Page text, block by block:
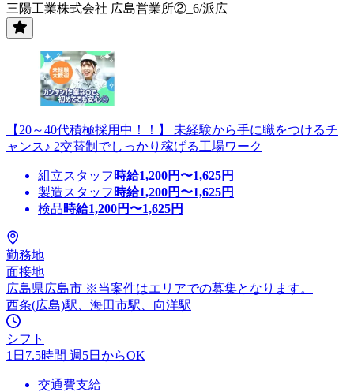
三陽工業株式会社 広島営業所②_6/派広
【20～40代積極採用中！！】 未経験から手に職をつけるチ
ャンス♪ 2交替制でしっかり稼げる工場ワーク
組立スタッフ 時給1,200円〜1,625円
製造スタッフ 時給1,200円〜1,625円
検品時給1,200円〜1,625円
勤務地
面接地
広島県広島市 ※当案件はエリアでの募集となります。
西条(広島)駅、海田市駅、向洋駅
シフト
1日7.5時間 週5日からOK
交通費支給